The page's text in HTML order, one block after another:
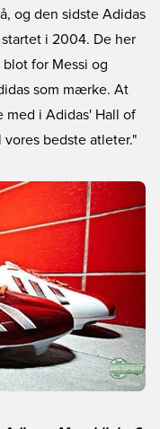
og den sidste Adidas
i 2004. De her
for Messi og
som mærke. At
med i Adidas' Hall of
bedste atleter."